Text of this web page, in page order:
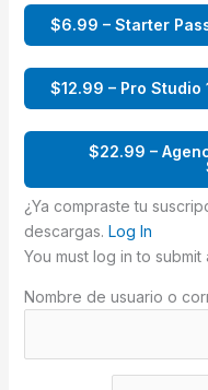
$6.99 – Starter
$12.99 – Pro
$22.99 –
¿Ya compraste tu
descargas. Log In
You must log in to submit
Nombre de usuario o